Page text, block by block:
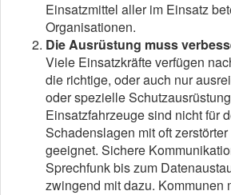
Einsatzmittel aller im Einsatz
Organisationen.
Die Ausrüstung muss
Viele Einsatzkräfte verfügen
die richtige, oder auch nur
oder spezielle
Einsatzfahrzeuge sind nicht für
Schadenslagen mit oft
geeignet. Sichere
Sprechfunk bis zum
zwingend mit dazu. Kommunen